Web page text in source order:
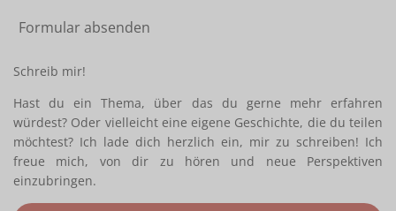
Formular absenden
Schreib mir!
Hast du ein Thema, über das du gerne mehr erfahren
würdest? Oder vielleicht eine eigene Geschichte, die du teilen
möchtest? Ich lade dich herzlich ein, mir zu schreiben! Ich
freue mich, von dir zu hören und neue Perspektiven
einzubringen.